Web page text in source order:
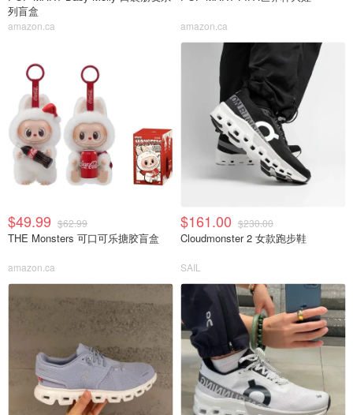
列盲盒
amazon.ca amazon.ca
$49.99 $62.99
THE Monsters 可口可乐搪胶盲盒
amazon.ca
$161.00 $230.00
Cloudmonster 2 女款跑步鞋
SAIL